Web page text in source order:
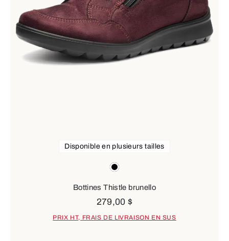
noir
Disponible en plusieurs tailles
Bottines Thistle brunello
279,00 $
PRIX HT, FRAIS DE LIVRAISON EN SUS